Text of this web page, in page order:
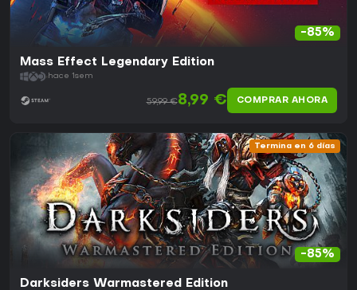
-85%
Mass Effect Legendary Edition
hace 1sem
59,99 €8,99 € COMPRAR AHORA
Termina en 6 días
-85%
Darksiders Warmastered Edition